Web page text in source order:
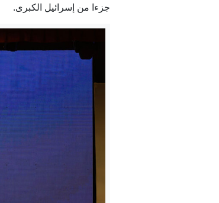
جزءا من إسرائيل الكبرى.